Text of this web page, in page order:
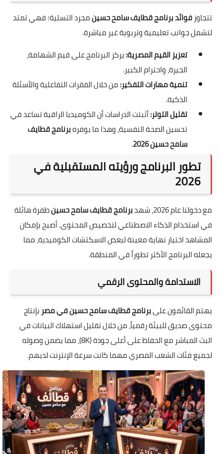
تتجاوزفوائد برنامج قطايف سامح حسينمجرد التسلية؛ فهي تمتد
لتشمل جوانب تعليمية وتربوية غير مباشرة.
تعزيز القيم المصرية:يركز البرنامج على قيم الشهامة،
الجيرة، واحترام الكبير.
تنمية مهارات التفكير:من خلال الفقرات التفاعلية والأسئلة
الذكية.
تقليل التوتر:أثبتت الدراسات أن الكوميديا الراقية تساعد في
تحسين الصحة النفسية، وهذا ما يوفرهبرنامج قطايف
سامح حسين 2026
.
تطور البرنامج ورؤيته المستقبلية في
2026
مع دخولنا عام 2026، شهد برنامج قطايف سامح حسينطفرة هائلة
في استخدام الذكاء الاصطناعي لتخصيص المحتوى. أصبح بإمكان
المشاهد اختيار نهاية معينة لبعض الاسكتشات الكوميدية، مما
يجعله البرنامج الأكثر تطوراً في المنطقة.
الاستدامة والمحتوى الرقمي
يهتم القائمون علىبرنامج قطايف سامح حسين في مصربإنتاج
محتوى صديق للبيئة رقمياً، من خلال تقليل استهلاك البيانات في
البث المباشر مع الحفاظ على أعلى جودة (8K)، مما يضمن وصوله
لجميع فئات الشعب المصري مهما كانت سرعة الإنترنت لديهم.